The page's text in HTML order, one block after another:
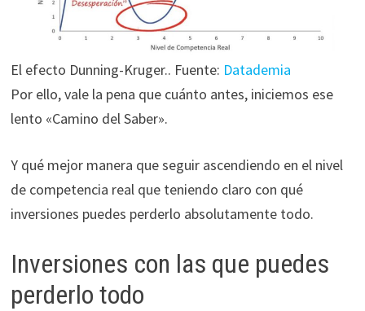
El efecto Dunning-Kruger.. Fuente: Datademia
Por ello, vale la pena que cuánto antes, iniciemos ese
lento «Camino del Saber».
Y qué mejor manera que seguir ascendiendo en el nivel
de competencia real que teniendo claro con qué
inversiones puedes perderlo absolutamente todo.
Inversiones con las que puedes
perderlo todo